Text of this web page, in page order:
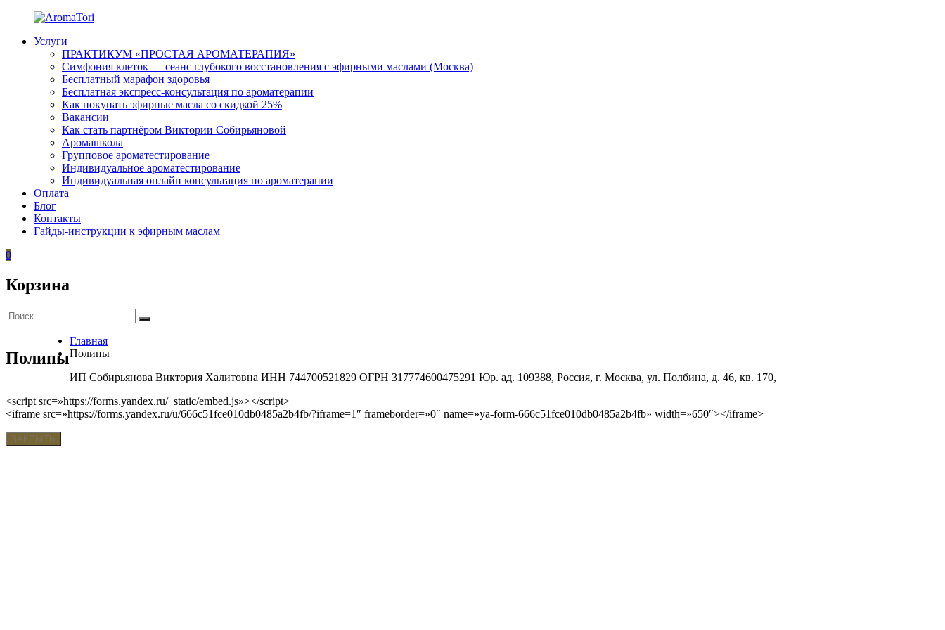
Перейти
содержимому
AromaTori
Эфирные
dōTERRA
Услуги
ПРАКТИКУМ «ПРОСТАЯ АРОМАТЕРАПИЯ»
Симфония клеток — сеанс глубокого восстановления с эфирными маслами (Москва)
Бесплатный марафон здоровья
Бесплатная экспресс-консультация по ароматерапии
Как покупать эфирные масла со скидкой 25%
Вакансии
Как стать партнёром Виктории Собирьяновой
Аромашкола
Групповое ароматестирование
Индивидуальное ароматестирование
Индивидуальная онлайн консультация по ароматерапии
Оплата
Блог
Контакты
Гайды-инструкции к эфирным маслам
0
Корзина
Искать:
Поиск
Полипы
Главная
Полипы
ИП Собирьянова Виктория Халитовна ИНН 744700521829 ОГРН 317774600475291 Юр. ад. 109388, Россия, г. Москва, ул. Полбина, д. 46, кв. 170,
<script src=»https://forms.yandex.ru/_static/embed.js»></script>
<iframe src=»https://forms.yandex.ru/u/666c51fce010db0485a2b4fb/?iframe=1″ frameborder=»0″ name=»ya-form-666c51fce010db0485a2b4fb» width=»650″></iframe>
ЗАКРЫТЬ